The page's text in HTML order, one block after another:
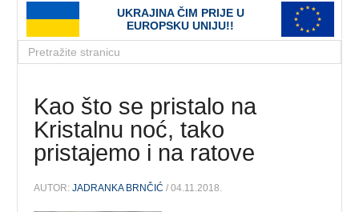
UKRAJINA ČIM PRIJE U
EUROPSKU UNIJU!!
Kao što se pristalo na
Kristalnu noć, tako
pristajemo i na ratove
AUTOR:JADRANKA BRNČIĆ / 04.11.2018.